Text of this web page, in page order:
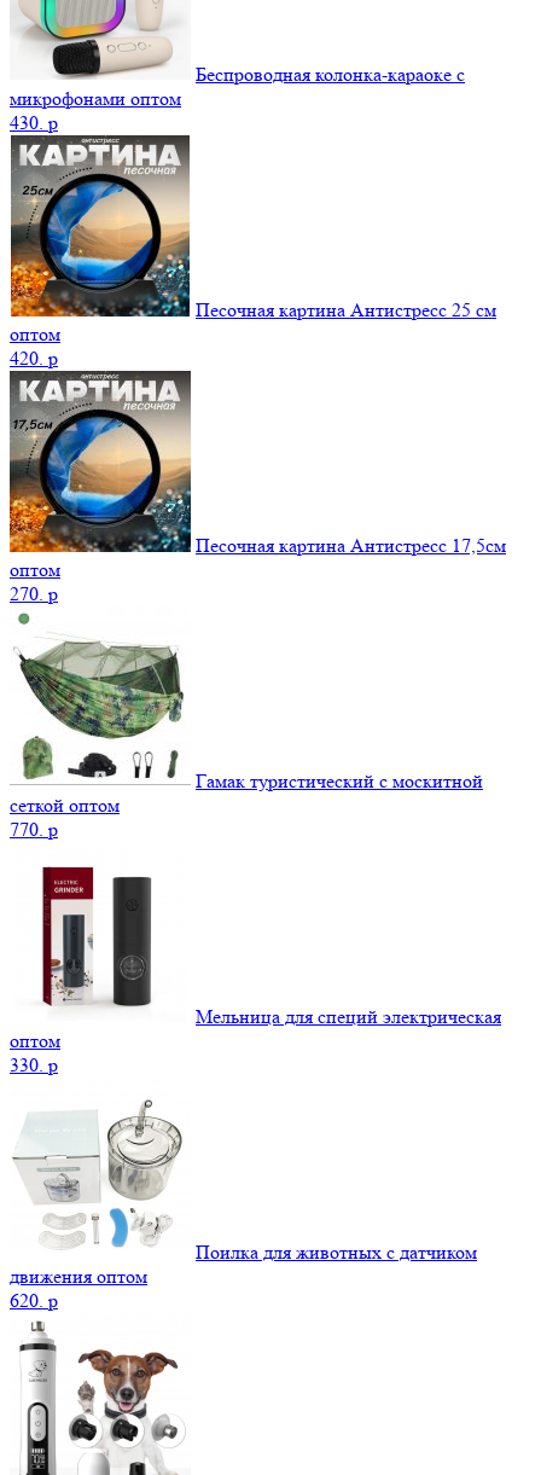
Беспроводная колонка-караоке с
микрофонами оптом
430. p
Песочная картина Антистресс 25 см
оптом
420. p
Песочная картина Антистресс 17,5см
оптом
270. p
Гамак туристический с москитной
сеткой оптом
770. p
Мельница для специй электрическая
оптом
330. p
Поилка для животных с датчиком
движения оптом
620. p